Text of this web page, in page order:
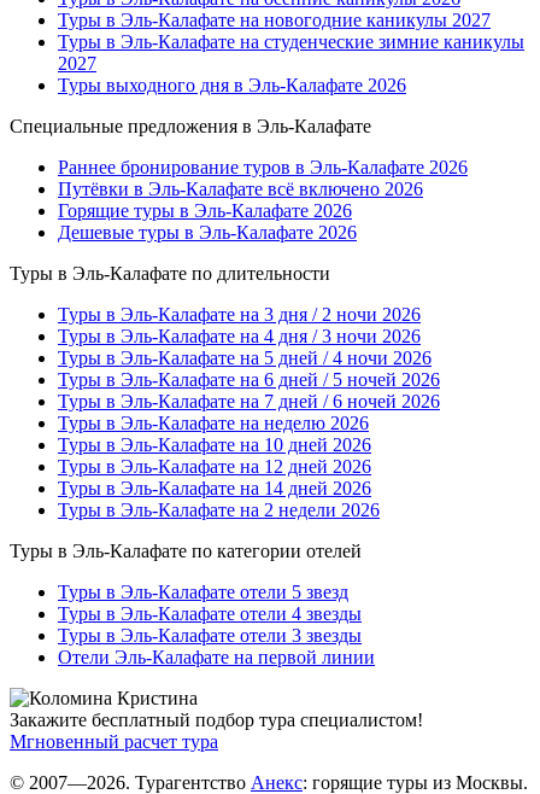
Туры в Эль-Калафате на новогодние каникулы 2027
Туры в Эль-Калафате на студенческие зимние каникулы
2027
Туры выходного дня в Эль-Калафате 2026
Специальные предложения в Эль-Калафате
Раннее бронирование туров в Эль-Калафате 2026
Путёвки в Эль-Калафате всё включено 2026
Горящие туры в Эль-Калафате 2026
Дешевые туры в Эль-Калафате 2026
Туры в Эль-Калафате по длительности
Туры в Эль-Калафате на 3 дня / 2 ночи 2026
Туры в Эль-Калафате на 4 дня / 3 ночи 2026
Туры в Эль-Калафате на 5 дней / 4 ночи 2026
Туры в Эль-Калафате на 6 дней / 5 ночей 2026
Туры в Эль-Калафате на 7 дней / 6 ночей 2026
Туры в Эль-Калафате на неделю 2026
Туры в Эль-Калафате на 10 дней 2026
Туры в Эль-Калафате на 12 дней 2026
Туры в Эль-Калафате на 14 дней 2026
Туры в Эль-Калафате на 2 недели 2026
Туры в Эль-Калафате по категории отелей
Туры в Эль-Калафате отели 5 звезд
Туры в Эль-Калафате отели 4 звезды
Туры в Эль-Калафате отели 3 звезды
Отели Эль-Калафате на первой линии
Закажите бесплатный подбор тура специалистом!
Мгновенный расчет тура
© 2007—2026. Турагентство Анекс: горящие туры из Москвы.